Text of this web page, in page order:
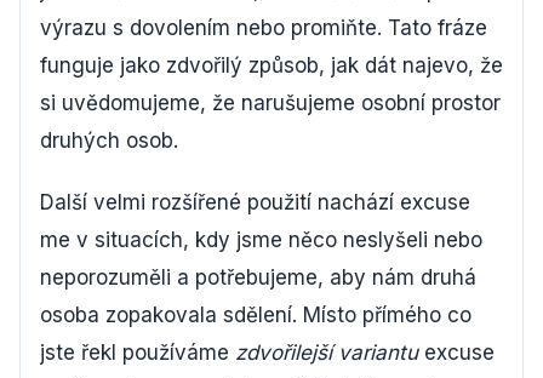
výrazu s dovolením nebo promiňte. Tato fráze
funguje jako zdvořilý způsob, jak dát najevo, že
si uvědomujeme, že narušujeme osobní prostor
druhých osob.
Další velmi rozšířené použití nachází excuse
me v situacích, kdy jsme něco neslyšeli nebo
neporozuměli a potřebujeme, aby nám druhá
osoba zopakovala sdělení. Místo přímého co
jste řekl používáme zdvořilejší variantuexcuse